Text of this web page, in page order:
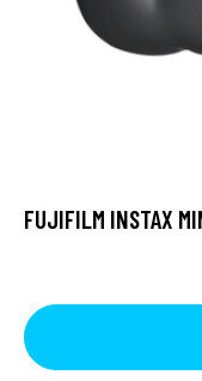
FUJIFILM INSTAX